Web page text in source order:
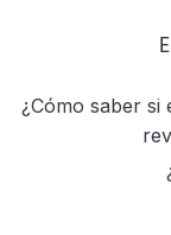
¿Cómo saber si